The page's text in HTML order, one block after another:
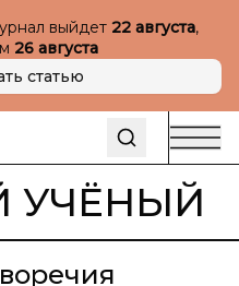
выйдет 22 августа,
26 августа
статью
УЧЁНЫЙ